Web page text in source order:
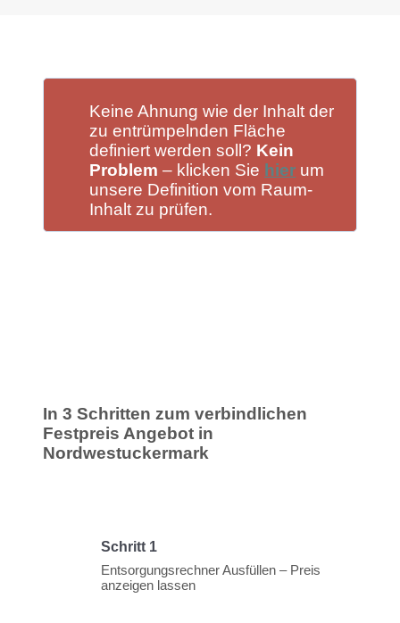
Keine Ahnung wie der Inhalt der
zu entrümpelnden Fläche
definiert werden soll? Kein
Problem – klicken Sie hier um
unsere Definition vom Raum-
Inhalt zu prüfen.
In 3 Schritten zum verbindlichen
Festpreis Angebot in
Nordwestuckermark
Schritt 1
Entsorgungsrechner Ausfüllen – Preis
anzeigen lassen